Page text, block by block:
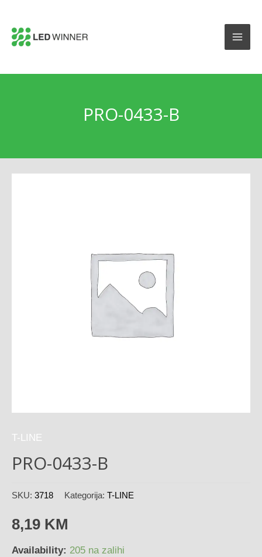
PRO-0433-B
T-LINE
PRO-0433-B
SKU: 3718 Kategorija: T-LINE
8,19 KM
Availability: 205 na zalihi